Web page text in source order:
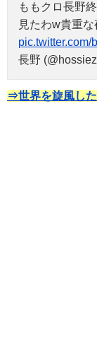
ももクロ長野
見たわw貴重な
pic.twitter.com/
長野
⇒世界を旋風した